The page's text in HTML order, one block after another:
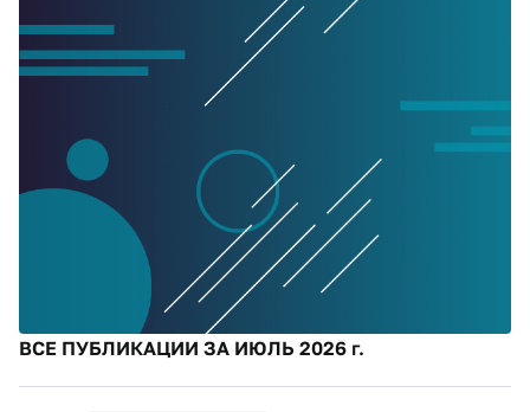
ВСЕ ПУБЛИКАЦИИ ЗА ИЮЛЬ 2026 г.